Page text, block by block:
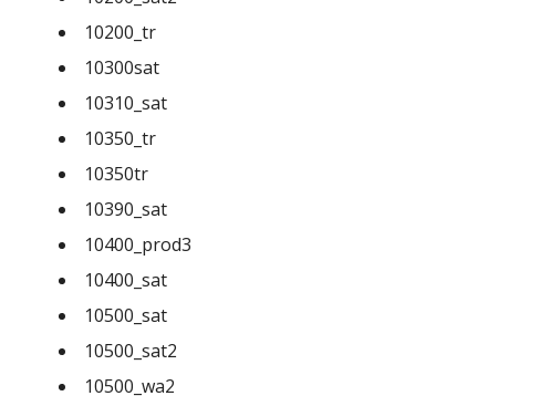
10200_tr
10300sat
10310_sat
10350_tr
10350tr
10390_sat
10400_prod3
10400_sat
10500_sat
10500_sat2
10500_wa2